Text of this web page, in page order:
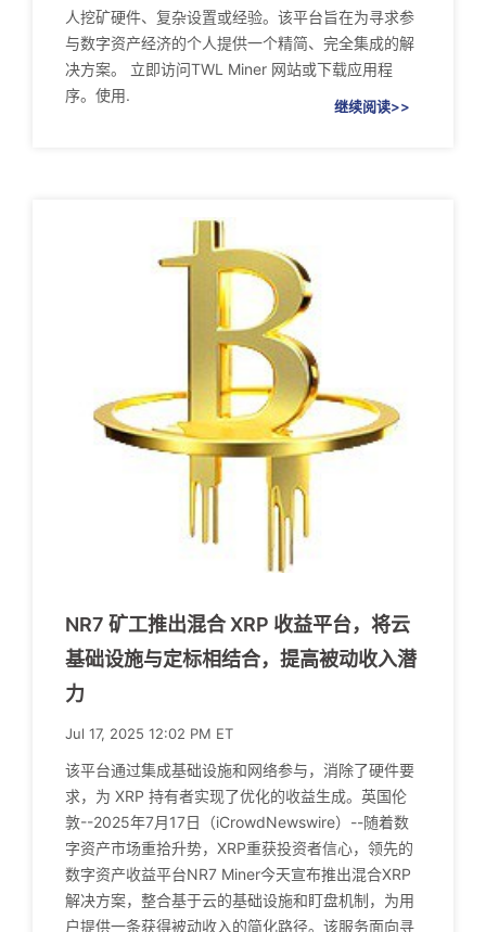
人挖矿硬件、复杂设置或经验。该平台旨在为寻求参
与数字资产经济的个人提供一个精简、完全集成的解
决方案。 立即访问TWL Miner 网站或下载应用程
序。使用.
继续阅读>>
NR7 矿工推出混合 XRP 收益平台，将云
基础设施与定标相结合，提高被动收入潜
力
Jul 17, 2025 12:02 PM ET
该平台通过集成基础设施和网络参与，消除了硬件要
求，为 XRP 持有者实现了优化的收益生成。英国伦
敦--2025年7月17日（iCrowdNewswire）--随着数
字资产市场重拾升势，XRP重获投资者信心，领先的
数字资产收益平台NR7 Miner今天宣布推出混合XRP
解决方案，整合基于云的基础设施和盯盘机制，为用
户提供一条获得被动收入的简化路径。该服务面向寻